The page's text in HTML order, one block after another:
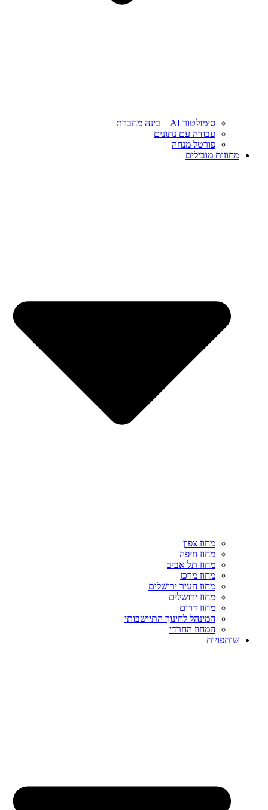
סימולטור AI – בינה מחברת
עבודה עם נתונים
פורטל מנחה
מחוזות מובילים
מחוז צפון
מחוז חיפה
מחוז תל אביב
מחוז מרכז
מחוז העיר ירושלים
מחוז ירושלים
מחוז דרום
המינהל לחינוך התיישבותי
המחוז החרדי
שותפויות